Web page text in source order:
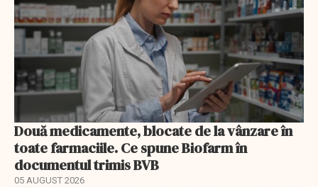
Două medicamente, blocate de la vânzare în
toate farmaciile. Ce spune Biofarm în
documentul trimis BVB
05 AUGUST 2026